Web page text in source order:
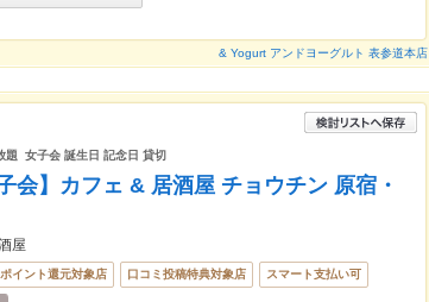
& Yogurt アンドヨーグルト 表参道本店
題 女子会 誕生日 記念日 貸切
会】カフェ & 居酒屋 チョウチン 原宿・
屋
イント還元対象店 口コミ投稿特典対象店 スマート支払い可